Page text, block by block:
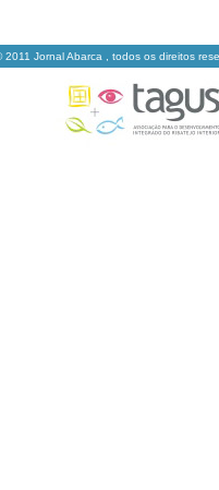
2011 Jornal Abarca , todos os direitos